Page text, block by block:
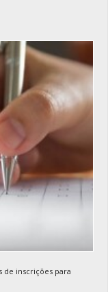
de inscrições para